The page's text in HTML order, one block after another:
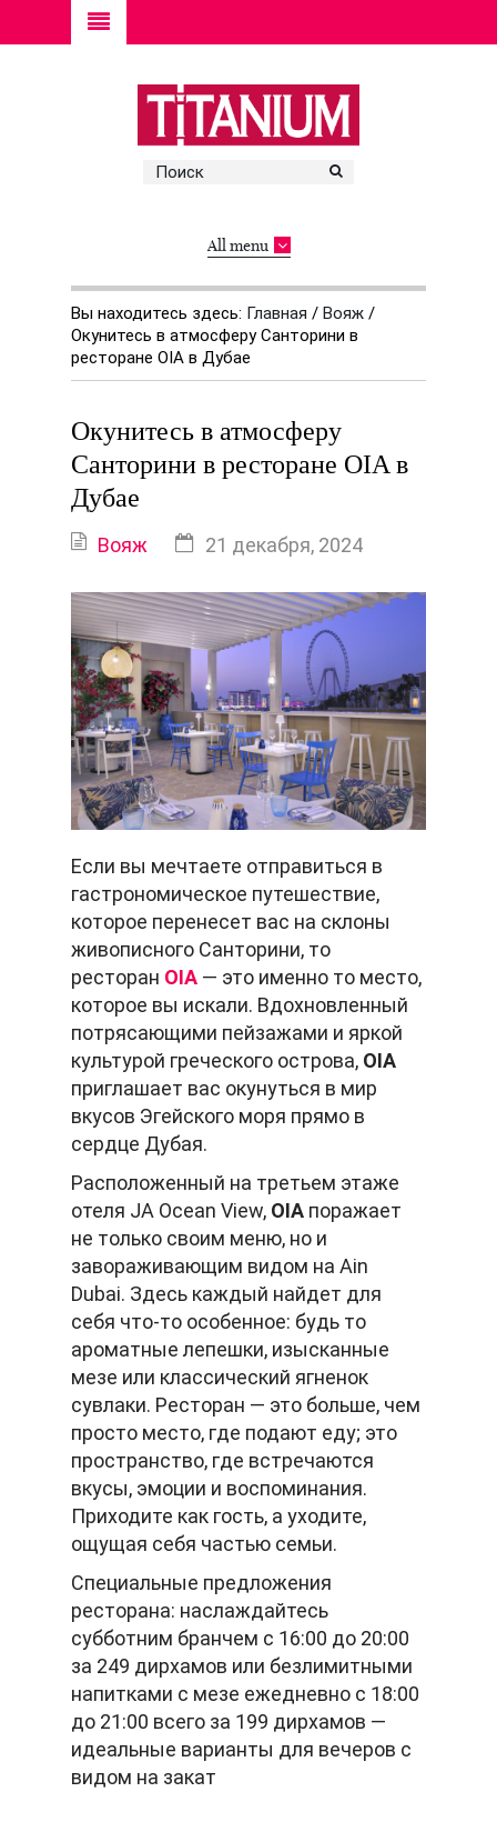
All menu
Вы находитесь здесь: Главная / Вояж /
Окунитесь в атмосферу Санторини в
ресторане OIA в Дубае
Окунитесь в атмосферу
Санторини в ресторане OIA в
Дубае
Вояж 21 декабря, 2024
Если вы мечтаете отправиться в
гастрономическое путешествие,
которое перенесет вас на склоны
живописного Санторини, то
ресторан OIA — это именно то место,
которое вы искали. Вдохновленный
потрясающими пейзажами и яркой
культурой греческого острова, OIA
приглашает вас окунуться в мир
вкусов Эгейского моря прямо в
сердце Дубая.
Расположенный на третьем этаже
отеля JA Ocean View, OIA поражает
не только своим меню, но и
завораживающим видом на Ain
Dubai. Здесь каждый найдет для
себя что-то особенное: будь то
ароматные лепешки, изысканные
мезе или классический ягненок
сувлаки. Ресторан — это больше, чем
просто место, где подают еду; это
пространство, где встречаются
вкусы, эмоции и воспоминания.
Приходите как гость, а уходите,
ощущая себя частью семьи.
Специальные предложения
ресторана: наслаждайтесь
субботним бранчем с 16:00 до 20:00
за 249 дирхамов или безлимитными
напитками с мезе ежедневно с 18:00
до 21:00 всего за 199 дирхамов —
идеальные варианты для вечеров с
видом на закат